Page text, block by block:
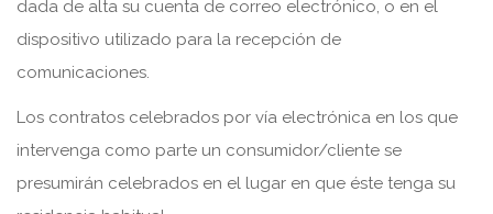
dada de alta su cuenta de correo electrónico, o en el
dispositivo utilizado para la recepción de
comunicaciones.
Los contratos celebrados por vía electrónica en los que
intervenga como parte un consumidor/cliente se
presumirán celebrados en el lugar en que éste tenga su